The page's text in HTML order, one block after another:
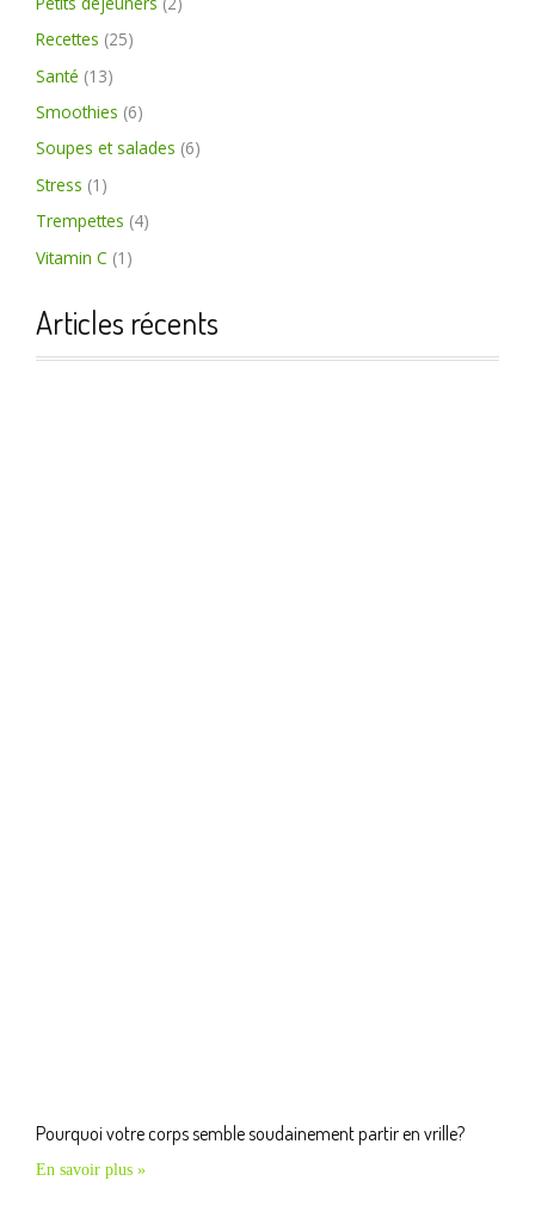
Recettes (25)
Santé (13)
Smoothies (6)
Soupes et salades (6)
Stress (1)
Trempettes (4)
Vitamin C (1)
Articles récents
Pourquoi votre corps semble soudainement partir en vrille?
En savoir plus »